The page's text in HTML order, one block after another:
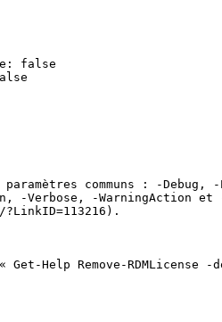
paramètres communs : -
-Verbose, -WarningAction et
Help Remove-